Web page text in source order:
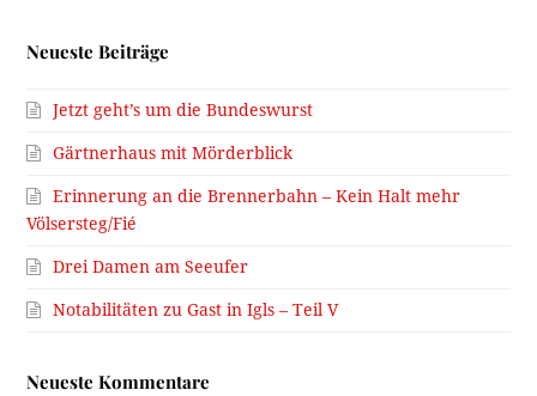
Neueste Beiträge
Jetzt geht’s um die Bundeswurst
Gärtnerhaus mit Mörderblick
Erinnerung an die Brennerbahn – Kein Halt mehr
Völsersteg/Fié
Drei Damen am Seeufer
Notabilitäten zu Gast in Igls – Teil V
Neueste Kommentare